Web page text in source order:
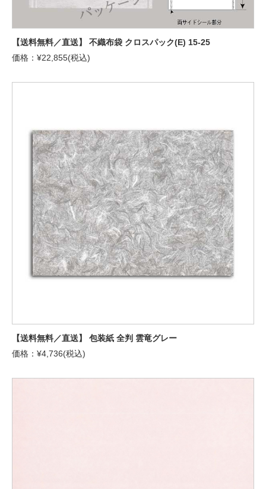
【送料無料／直送】 不織布袋 クロスパック(E) 15-25
価格：¥22,855(税込)
【送料無料／直送】 包装紙 全判 雲竜グレー
価格：¥4,736(税込)